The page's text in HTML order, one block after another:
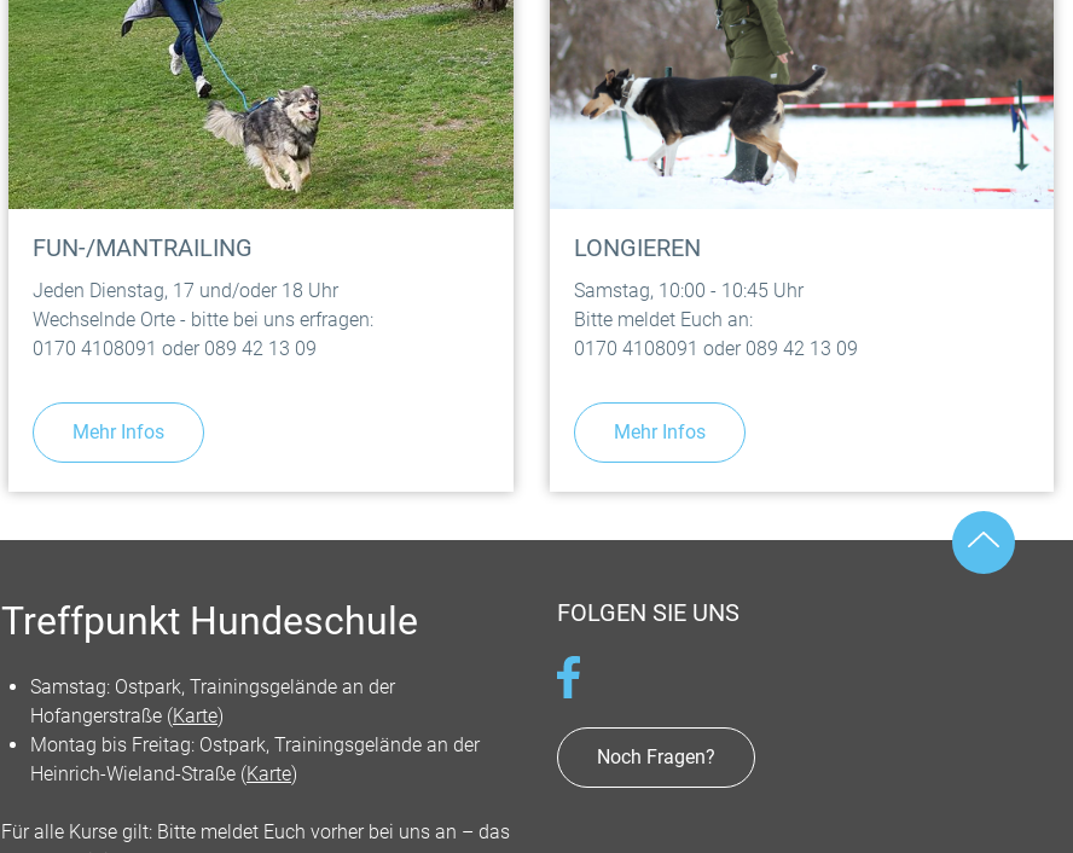
FUN-/MANTRAILING
Jeden Dienstag, 17 und/oder 18 Uhr
Wechselnde Orte - bitte bei uns erfragen:
0170 4108091 oder 089 42 13 09
Mehr Infos
LONGIEREN
Samstag, 10:00 - 10:45 Uhr
Bitte meldet Euch an:
0170 4108091 oder 089 42 13 09
Mehr Infos
Treffpunkt Hundeschule
Samstag: Ostpark, Trainingsgelände an der
Hofangerstraße (Karte)
Montag bis Freitag: Ostpark, Trainingsgelände an der
Heinrich-Wieland-Straße (Karte)
Für alle Kurse gilt: Bitte meldet Euch vorher bei uns an – das
FOLGEN SIE UNS
Noch Fragen?